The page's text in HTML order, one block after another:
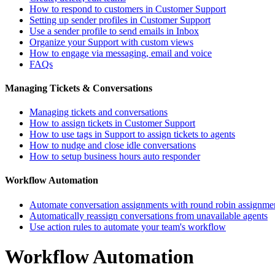
How to respond to customers in Customer Support
Setting up sender profiles in Customer Support
Use a sender profile to send emails in Inbox
Organize your Support with custom views
How to engage via messaging, email and voice
FAQs
Managing Tickets & Conversations
Managing tickets and conversations
How to assign tickets in Customer Support
How to use tags in Support to assign tickets to agents
How to nudge and close idle conversations
How to setup business hours auto responder
Workflow Automation
Automate conversation assignments with round robin
Automatically reassign conversations from unavailable agents
Use action rules to automate your team's workflow
Workflow Automation